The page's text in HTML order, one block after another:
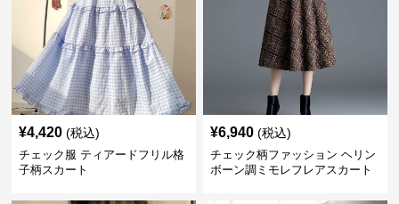
¥4,420 (税込)
チェック服 ティアードフリル格
子柄スカート
¥6,940 (税込)
チェック柄ファッション ヘリン
ボーン調ミモレフレアスカート